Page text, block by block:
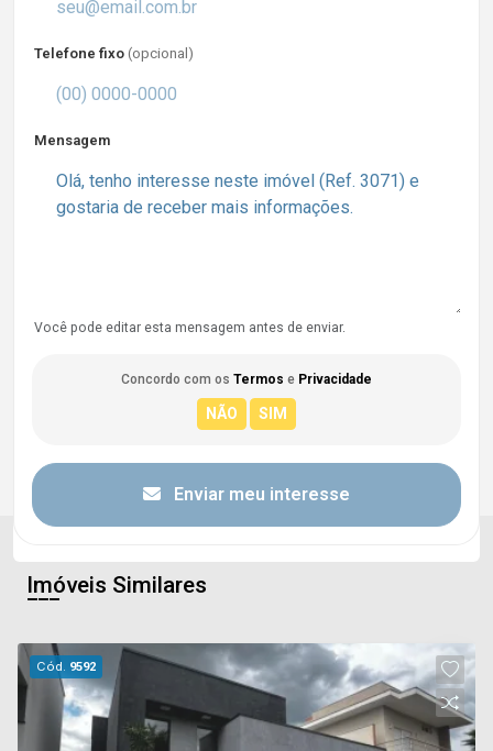
Telefone fixo (opcional)
Mensagem
Você pode editar esta mensagem antes de enviar.
Concordo com os Termos e Privacidade
Enviar meu interesse
Imóveis Similares
Cód. 9592